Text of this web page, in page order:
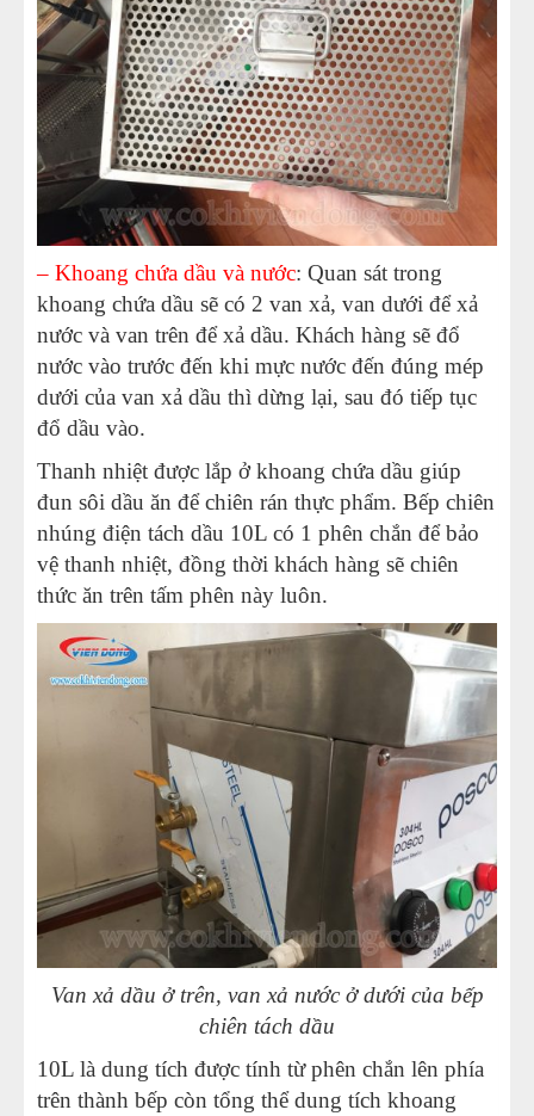
– Khoang chứa dầu và nước: Quan sát trong
khoang chứa dầu sẽ có 2 van xả, van dưới để xả
nước và van trên để xả dầu. Khách hàng sẽ đổ
nước vào trước đến khi mực nước đến đúng mép
dưới của van xả dầu thì dừng lại, sau đó tiếp tục
đổ dầu vào.
Thanh nhiệt được lắp ở khoang chứa dầu giúp
đun sôi dầu ăn để chiên rán thực phẩm. Bếp chiên
nhúng điện tách dầu 10L có 1 phên chắn để bảo
vệ thanh nhiệt, đồng thời khách hàng sẽ chiên
thức ăn trên tấm phên này luôn.
Van xả dầu ở trên, van xả nước ở dưới của bếp
chiên tách dầu
10L là dung tích được tính từ phên chắn lên phía
trên thành bếp còn tổng thể dung tích khoang